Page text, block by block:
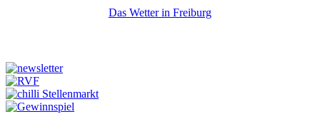
Das Wetter in Freiburg